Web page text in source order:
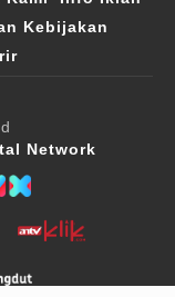
Kebijakan
Network